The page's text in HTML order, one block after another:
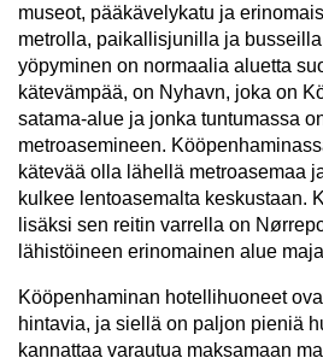
museot, pääkävelykatu ja
metrolla, paikallisjunilla ja
yöpyminen on normaalia aluetta
kätevämpää, on Nyhavn, joka on
satama-alue ja jonka tuntumassa
metroasemineen.
kätevää olla lähellä metroasemaa
kulkee lentoasemalta keskustaan.
lisäksi sen reitin varrella on
lähistöineen erinomainen alue
Kööpenhaminan hotellihuoneet
hintavia, ja siellä on paljon pieniä
kannattaa varautua maksamaan